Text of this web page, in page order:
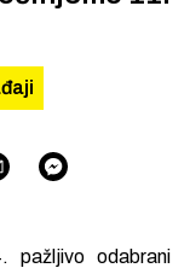
pažljivo odabrani